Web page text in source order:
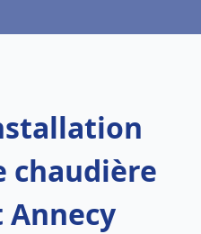
chaudière
Annecy